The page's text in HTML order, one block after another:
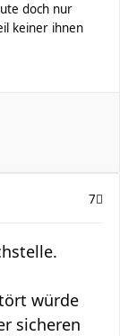
doch nur
keiner ihnen
7
würde
sicheren